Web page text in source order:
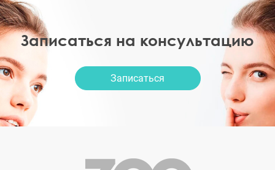
Записаться на консультацию
Записаться